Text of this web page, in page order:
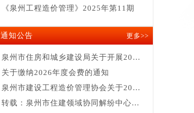
《泉州工程造价管理》2025年第11期
通知公告 更多>>
泉州市住房和城乡建设局关于开展2026年度工程造价咨询企业日常执业行为抽查的通知
关于缴纳2026年度会费的通知
泉州市建设工程造价管理协会关于2025年国庆节、中秋节放假的通知
转载：泉州市住建领域协同解纷中心举办开放日活动